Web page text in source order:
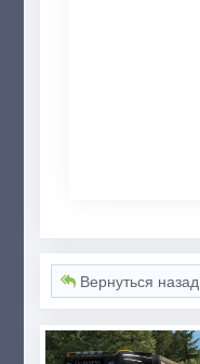
Вернуться назад